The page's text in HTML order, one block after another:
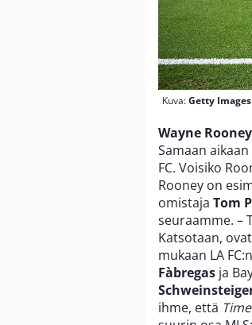
Kuva:Getty Images
Wayne
Samaan
FC. Voisiko
Rooney on
omistaja Tom
seuraamme. –
Katsotaan,
mukaan LA
Fàbregas ja
ihme, että